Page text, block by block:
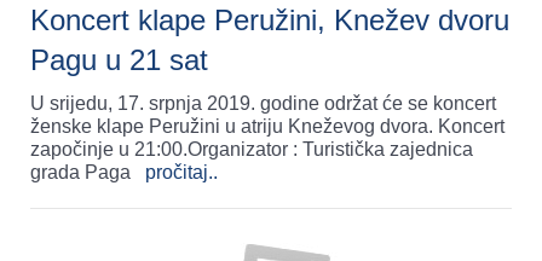
Koncert klape Peružini, Knežev dvoru
Pagu u 21 sat
U srijedu, 17. srpnja 2019. godine održat će se koncert
ženske klape Peružini u atriju Kneževog dvora. Koncert
započinje u 21:00.Organizator : Turistička zajednica
pročitaj..